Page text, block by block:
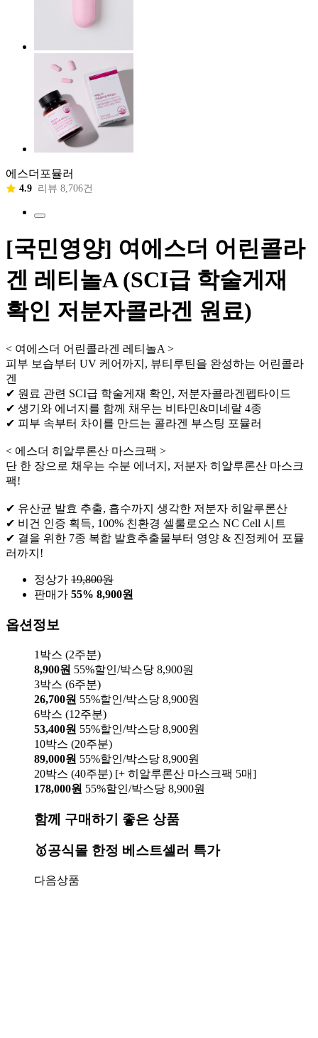
에스더포뮬러
4.9 리뷰 8,706건
[국민영양] 여에스더 어린콜라
겐 레티놀A (SCI급 학술게재
확인 저분자콜라겐 원료)
< 여에스더 어린콜라겐 레티놀A >
피부 보습부터 UV 케어까지, 뷰티루틴을 완성하는 어린콜라
겐
✔ 원료 관련 SCI급 학술게재 확인, 저분자콜라겐펩타이드
✔ 생기와 에너지를 함께 채우는 비타민&미네랄 4종
✔ 피부 속부터 차이를 만드는 콜라겐 부스팅 포뮬러
< 에스더 히알루론산 마스크팩 >
단 한 장으로 채우는 수분 에너지, 저분자 히알루론산 마스크
팩!
✔ 유산균 발효 추출, 흡수까지 생각한 저분자 히알루론산
✔ 비건 인증 획득, 100% 친환경 셀룰로오스 NC Cell 시트
✔ 결을 위한 7종 복합 발효추출물부터 영양 & 진정케어 포뮬
러까지!
정상가 19,800원
판매가 55% 8,900원
옵션정보
1박스 (2주분)
8,900원 55%할인/박스당 8,900원
3박스 (6주분)
26,700원 55%할인/박스당 8,900원
6박스 (12주분)
53,400원 55%할인/박스당 8,900원
10박스 (20주분)
89,000원 55%할인/박스당 8,900원
20박스 (40주분) [+ 히알루론산 마스크팩 5매]
178,000원 55%할인/박스당 8,900원
함께 구매하기 좋은 상품
🥇공식몰 한정 베스트셀러 특가
다음상품